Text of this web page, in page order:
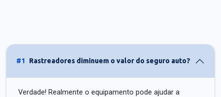
#1 Rastreadores diminuem o valor do seguro auto?
Verdade! Realmente o equipamento pode ajudar a